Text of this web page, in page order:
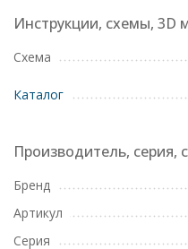
Инструкции, схемы, 3D
Схема
Каталог
Производитель, серия,
Бренд
Артикул
Серия